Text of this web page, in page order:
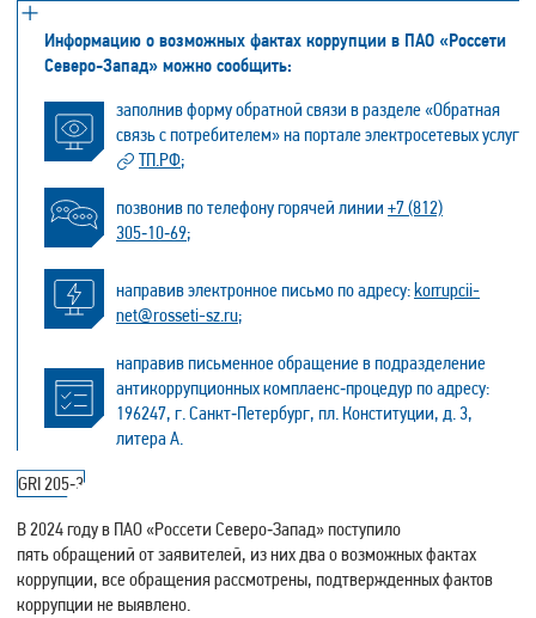
Информацию о возможных фактах коррупции в ПАО «Россети
Северо-Запад» можно сообщить:
заполнив форму обратной связи в разделе «Обратная
связь с потребителем» на портале электросетевых услуг
ТП.РФ;
позвонив по телефону горячей линии +7 (812)
305‑10‑69;
направив электронное письмо по адресу:korrupcii-
net@rosseti-sz.ru;
направив письменное обращение в подразделение
антикоррупционных комплаенс‑процедур по адресу:
196247, г. Санкт‑Петербург, пл. Конституции, д. 3,
литера А.
GRI 205‑3
В 2024 году в ПАО «Россети Северо‑Запад» поступило
пять обращений от заявителей, из них два о возможных фактах
коррупции, все обращения рассмотрены, подтвержденных фактов
коррупции не выявлено.